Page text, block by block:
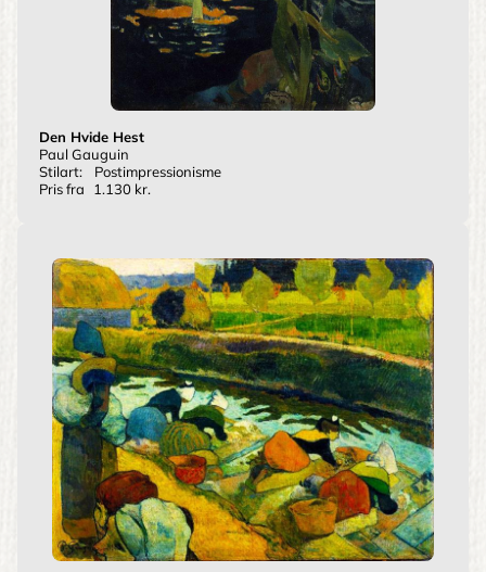
Den Hvide Hest
Paul Gauguin
Stilart:
Postimpressionisme
Pris fra
1.130 kr.